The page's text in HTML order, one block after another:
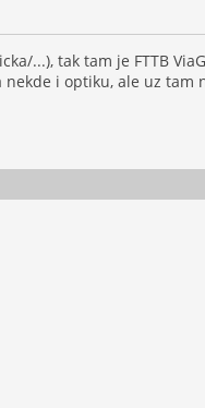
...), tak tam je FTTB
i optiku, ale uz tam